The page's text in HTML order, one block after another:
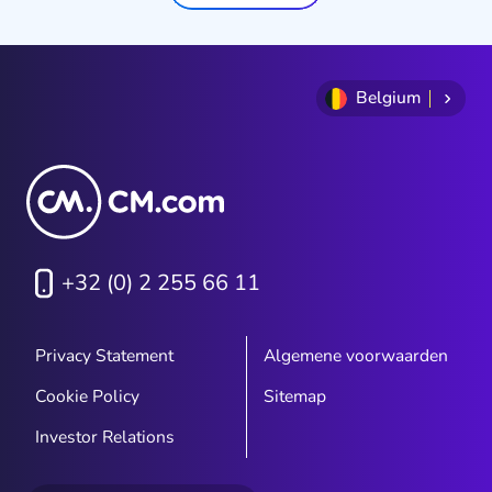
Belgium
+32 (0) 2 255 66 11
Privacy Statement
Algemene voorwaarden
Cookie Policy
Sitemap
Investor Relations